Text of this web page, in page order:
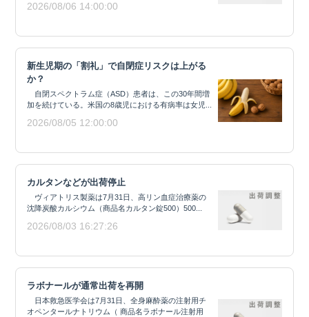
2026/08/06 14:00:00
新生児期の「割礼」で自閉症リスクは上がる
か？
自閉スペクトラム症（ASD）患者は、この30年間増
加を続けている。米国の8歳児における有病率は女児...
2026/08/05 12:00:00
カルタンなどが出荷停止
ヴィアトリス製薬は7月31日、高リン血症治療薬の
沈降炭酸カルシウム（商品名カルタン錠500）500...
2026/08/03 16:27:26
ラボナールが通常出荷を再開
日本救急医学会は7月31日、全身麻酔薬の注射用チ
オペンタールナトリウム（ 商品名ラボナール注射用